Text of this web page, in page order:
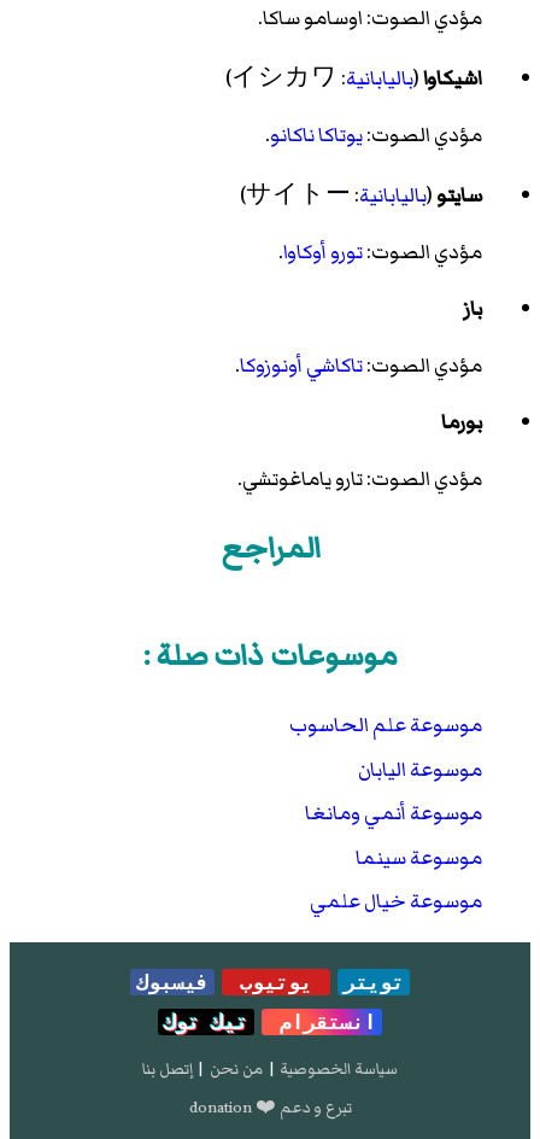
مؤدي الصوت: اوسامو ساكا.
اشيكاوا(باليابانية: イシカワ)
مؤدي الصوت:يوتاكا ناكانو.
سايتو(باليابانية: サイトー)
مؤدي الصوت:تورو أوكاوا.
باز
مؤدي الصوت:تاكاشي أونوزوكا.
بورما
مؤدي الصوت: تارو ياماغوتشي.
المراجع
موسوعات ذات صلة :
موسوعة علم الحاسوب
موسوعة اليابان
موسوعة أنمي ومانغا
موسوعة سينما
موسوعة خيال علمي
تويتر يوتيوب
فيسبوك
انستقرام
تيك توك
سياسة الخصوصية | من نحن | إتصل بنا
تبرع و دعم ❤️ donation